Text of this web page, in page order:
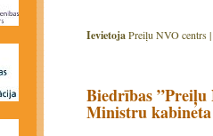
IevietojaPreiļu NVO centrs |
Biedrības ”Preiļu
Ministru